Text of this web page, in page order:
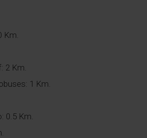
Km.
2 Km.
1 Km.
0.5 Km.